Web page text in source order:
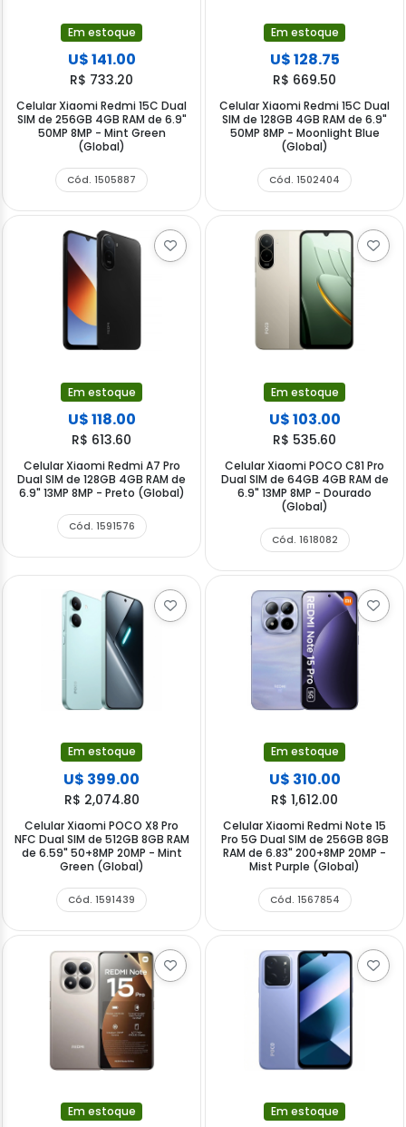
Em estoque
U$ 141.00
R$ 733.20
Celular Xiaomi Redmi 15C Dual
SIM de 256GB 4GB RAM de 6.9"
50MP 8MP - Mint Green
(Global)
Cód. 1505887
Em estoque
U$ 128.75
R$ 669.50
Celular Xiaomi Redmi 15C Dual
SIM de 128GB 4GB RAM de 6.9"
50MP 8MP - Moonlight Blue
(Global)
Cód. 1502404
Em estoque
U$ 118.00
R$ 613.60
Celular Xiaomi Redmi A7 Pro
Dual SIM de 128GB 4GB RAM de
6.9" 13MP 8MP - Preto (Global)
Cód. 1591576
Em estoque
U$ 103.00
R$ 535.60
Celular Xiaomi POCO C81 Pro
Dual SIM de 64GB 4GB RAM de
6.9" 13MP 8MP - Dourado
(Global)
Cód. 1618082
Em estoque
U$ 399.00
R$ 2,074.80
Celular Xiaomi POCO X8 Pro
NFC Dual SIM de 512GB 8GB RAM
de 6.59" 50+8MP 20MP - Mint
Green (Global)
Cód. 1591439
Em estoque
U$ 310.00
R$ 1,612.00
Celular Xiaomi Redmi Note 15
Pro 5G Dual SIM de 256GB 8GB
RAM de 6.83" 200+8MP 20MP -
Mist Purple (Global)
Cód. 1567854
Em estoque Em estoque